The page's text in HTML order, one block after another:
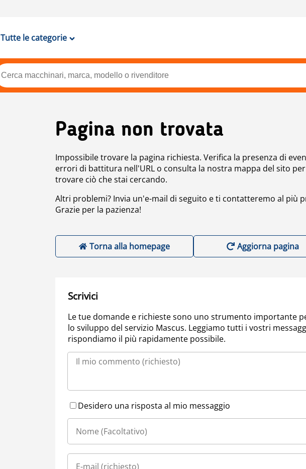
Tutte le categorie
Pagina non trovata
Impossibile trovare la pagina richiesta. Verifica la presenza di
errori di battitura nell'URL o consulta la nostra mappa del sito per
trovare ciò che stai cercando.
Altri problemi? Invia un'e-mail di seguito e ti contatteremo al più
Grazie per la pazienza!
Torna alla homepage Aggiorna pagina
Scrivici
Le tue domande e richieste sono uno strumento importante
lo sviluppo del servizio Mascus. Leggiamo tutti i vostri
rispondiamo il più rapidamente possibile.
Desidero una risposta al mio messaggio